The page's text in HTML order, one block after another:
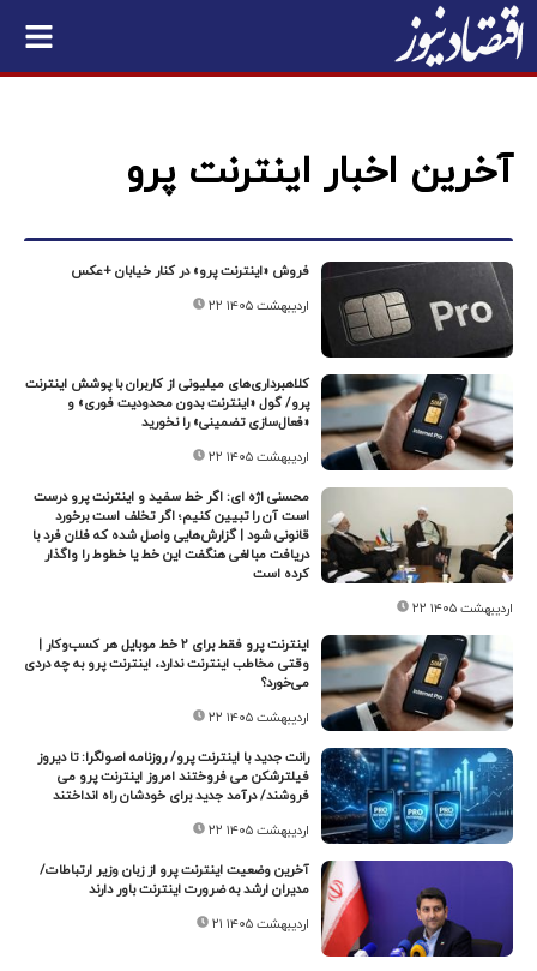
آخرین اخبار اینترنت پرو
فروش «اینترنت پرو» در کنار خیابان +عکس
۲۲ اردیبهشت ۱۴۰۵
کلاهبرداری‌های میلیونی از کاربران با پوشش اینترنت
پرو/ گول «اینترنت بدون محدودیت فوری» و
«فعال‌سازی تضمینی» را نخورید
۲۲ اردیبهشت ۱۴۰۵
محسنی اژه ای: اگر خط سفید و اینترنت پرو درست
است آن را تبیین کنیم؛ اگر تخلف است برخورد
قانونی شود | گزارش‌هایی واصل شده که فلان فرد با
دریافت مبالغی هنگفت این خط یا خطوط را واگذار
کرده است
۲۲ اردیبهشت ۱۴۰۵
اینترنت پرو فقط برای ۲ خط موبایل هر کسب‌وکار |
وقتی مخاطب اینترنت ندارد، اینترنت پرو به چه دردی
می‌خورد؟
۲۲ اردیبهشت ۱۴۰۵
رانت جدید با اینترنت پرو/ روزنامه اصولگرا: تا دیروز
فیلترشکن می فروختند امروز اینترنت پرو می
فروشند/ درآمد جدید برای خودشان راه انداختند
۲۲ اردیبهشت ۱۴۰۵
آخرین وضعیت اینترنت پرو از زبان وزیر ارتباطات/
مدیران ارشد به ضرورت اینترنت باور دارند
۲۱ اردیبهشت ۱۴۰۵